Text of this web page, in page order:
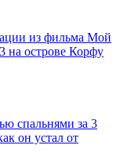
из фильма Мой
на острове Корфу
спальнями за 3
он устал от